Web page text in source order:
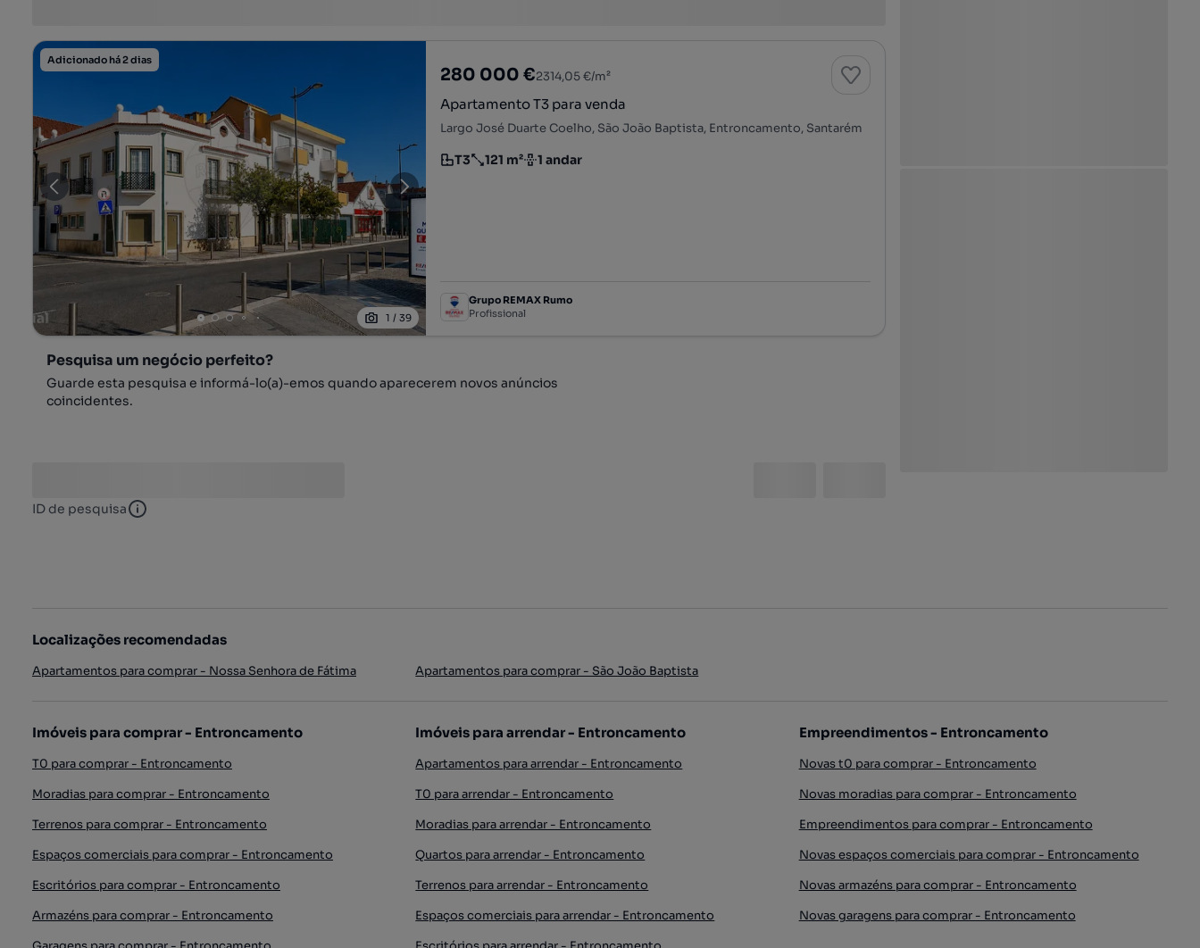
Adicionado há 2 dias
1 /39
280 000 €2314,05 €/m²
Apartamento T3 para venda
Largo José Duarte Coelho, São João Baptista, Entroncamento, Santarém
Tipologia
T3
Preço por metro quadrado
121 m²
Andar 1 andar
Grupo REMAX Rumo
Profissional
Pesquisa um negócio perfeito?
Guarde esta pesquisa e informá-lo(a)-emos quando aparecerem novos anúncios
coincidentes.
ID de pesquisa ID de pesquisa
Localizações recomendadas
Apartamentos para comprar - Nossa Senhora de Fátima Apartamentos para comprar - São João Baptista
Imóveis para comprar - Entroncamento
T0 para comprar - Entroncamento
Moradias para comprar - Entroncamento
Terrenos para comprar - Entroncamento
Espaços comerciais para comprar - Entroncamento
Escritórios para comprar - Entroncamento
Armazéns para comprar - Entroncamento
Imóveis para arrendar - Entroncamento
Apartamentos para arrendar - Entroncamento
T0 para arrendar - Entroncamento
Moradias para arrendar - Entroncamento
Quartos para arrendar - Entroncamento
Terrenos para arrendar - Entroncamento
Espaços comerciais para arrendar - Entroncamento
Empreendimentos - Entroncamento
Novas t0 para comprar - Entroncamento
Novas moradias para comprar - Entroncamento
Empreendimentos para comprar - Entroncamento
Novas espaços comerciais para comprar - Entroncamento
Novas armazéns para comprar - Entroncamento
Novas garagens para comprar - Entroncamento